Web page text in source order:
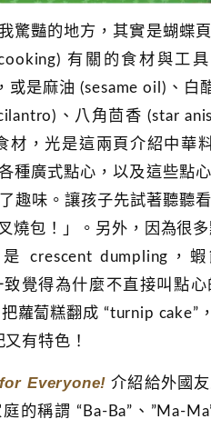
驚豔的地方，其實是蝴蝶
有關的食材與工
或是麻油 (sesame oil)、白
、八角茴香 (star
材，光是這兩頁介紹中華
種廣式點心，以及這些點
趣味。讓孩子先試著聽聽
燒包！」。另外，因為很
crescent dumpling，
覺得為什麼不直接叫點
蘿蔔糕翻成 “turnip cake”
有特色！
Everyone! 介紹給外國
的稱謂 “Ba-Ba”、”Ma-